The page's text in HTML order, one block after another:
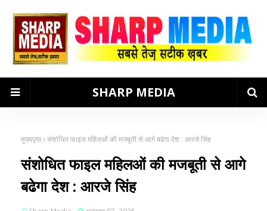
SHARP MEDIA
मुख्यपृष्ठ संशोधित फाइल महिलओं की मजबूती से आगे बढेगा देश : आरजे सिंह
संशोधित फाइल महिलओं की मजबूती से आगे
बढेगा देश : आरजे सिंह